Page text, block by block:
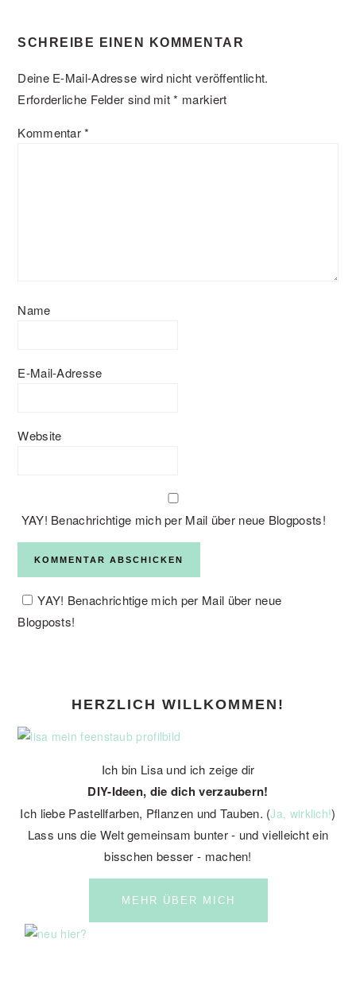
SCHREIBE EINEN KOMMENTAR
Deine E-Mail-Adresse wird nicht veröffentlicht.
Erforderliche Felder sind mit* markiert
Kommentar*
Name
E-Mail-Adresse
Website
YAY! Benachrichtige mich per Mail über neue Blogposts!
YAY! Benachrichtige mich per Mail über neue
Blogposts!
HERZLICH WILLKOMMEN!
Ich bin Lisa und ich zeige dir
DIY-Ideen, die dich verzaubern!
Ich liebe Pastellfarben, Pflanzen und Tauben. (Ja, wirklich!)
Lass uns die Welt gemeinsam bunter - und vielleicht ein
bisschen besser - machen!
MEHR ÜBER MICH